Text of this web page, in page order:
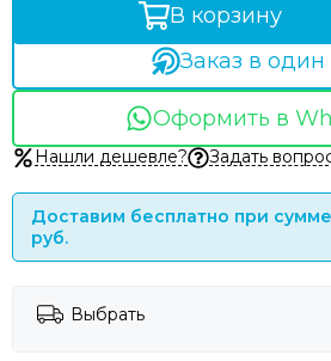
В корзину
Заказ в один
Оформить в
Нашли дешевле? Задать
Доставим бесплатно при
руб.
Выбрать